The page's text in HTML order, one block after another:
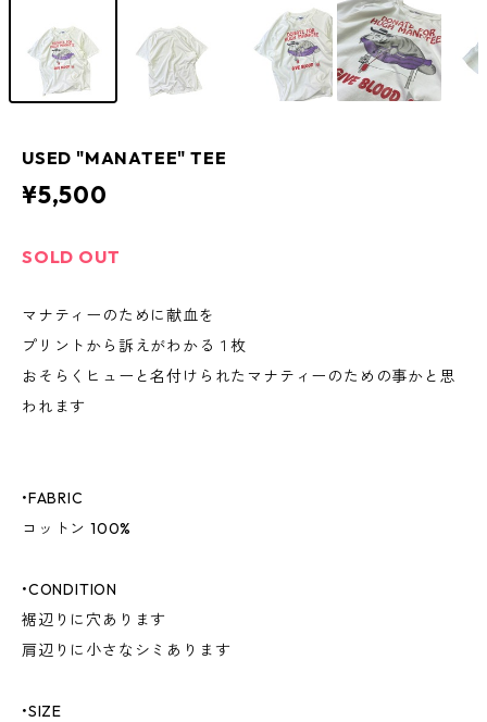
USED "MANATEE" TEE
¥5,500
SOLD OUT
マナティーのために献血を
プリントから訴えがわかる１枚
おそらくヒューと名付けられたマナティーのための事かと思
われます
•FABRIC
コットン 100%
•CONDITION
裾辺りに穴あります
肩辺りに小さなシミあります
•SIZE